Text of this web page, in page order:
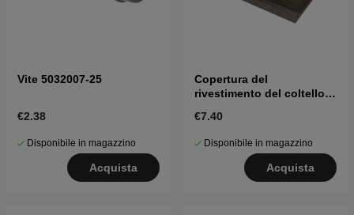
Vite 5032007-25
€2.38
Disponibile in magazzino
Acquista
Copertura del
rivestimento del coltello
€7.40
Disponibile in magazzino
Acquista